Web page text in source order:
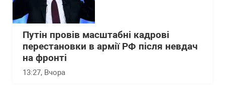
Путін провів масштабні кадрові
перестановки в армії РФ після невдач
на фронті
13:27, Вчора